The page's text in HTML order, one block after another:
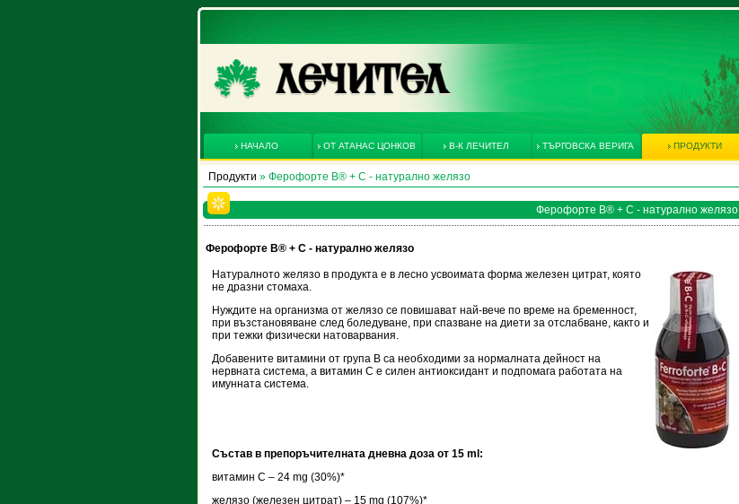
НАЧАЛО ОТ АТАНАС ЦОНКОВ В-К ЛЕЧИТЕЛ ТЪРГОВСКА ВЕРИГА ПРОДУКТИ
Продукти » Ферофорте В® + С - натурално желязо
Ферофорте В® + С - натурално желязо
Ферофорте В® + С - натурално желязо
Натуралното желязо в продукта е в лесно усвоимата форма железен цитрат, която
не дразни стомаха.
Нуждите на организма от желязо се повишават най-вече по време на бременност,
при възстановяване след боледуване, при спазване на диети за отслабване, както и
при тежки физически натоварвания.
Добавените витамини от група В са необходими за нормалната дейност на
нервната система, а витамин С е силен антиоксидант и подпомага работата на
имунната система.
Състав в препоръчителната дневна доза от 15 ml :
витамин С – 24 mg (30%)*
желязо (железен цитрат) – 15 mg (107%)*